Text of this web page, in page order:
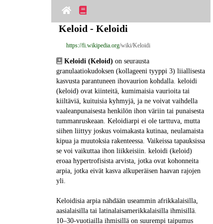
Keloid - Keloidi
https://fi.wikipedia.org/wiki/Keloidi
Keloidi (Keloid) on seurausta
granulaatiokudoksen (kollageeni tyyppi 3) liiallisesta
kasvusta parantuneen ihovaurion kohdalla. keloidi
(keloid) ovat kiinteitä, kumimaisia ​​vaurioita tai
kiiltäviä, kuituisia kyhmyjä, ja ne voivat vaihdella
vaaleanpunaisesta henkilön ihon väriin tai punaisesta
tummanruskeaan. Keloidiarpi ei ole tarttuva, mutta
siihen liittyy joskus voimakasta kutinaa, neulamaista
kipua ja muutoksia rakenteessa. Vaikeissa tapauksissa
se voi vaikuttaa ihon liikkeisiin. keloidi (keloid)
eroaa hypertrofisista arvista, jotka ovat kohonneita
arpia, jotka eivät kasva alkuperäisen haavan rajojen
yli.
Keloidisia arpia nähdään useammin afrikkalaisilla,
aasialaisilla tai latinalaisamerikkalaisilla ihmisillä.
10–30-vuotiailla ihmisillä on suurempi taipumus